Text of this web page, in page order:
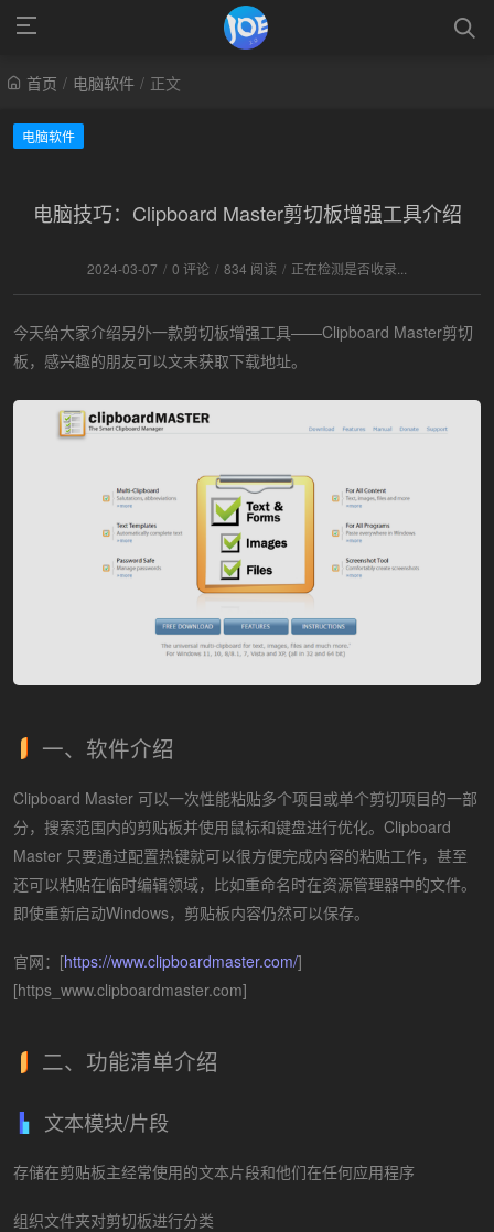
首页 / 电脑软件 / 正文
电脑软件
电脑技巧：Clipboard Master剪切板增强工具介绍
2024-03-07 / 0 评论 / 834 阅读 / 正在检测是否收录...
今天给大家介绍另外一款剪切板增强工具——Clipboard Master剪切
板，感兴趣的朋友可以文末获取下载地址。
一、软件介绍
Clipboard Master 可以一次性能粘贴多个项目或单个剪切项目的一部
分，搜索范围内的剪贴板并使用鼠标和键盘进行优化。Clipboard
Master 只要通过配置热键就可以很方便完成内容的粘贴工作，甚至
还可以粘贴在临时编辑领域，比如重命名时在资源管理器中的文件。
即使重新启动Windows，剪贴板内容仍然可以保存。
官网：[https://www.clipboardmaster.com/]
[https_www.clipboardmaster.com]
二、功能清单介绍
文本模块/片段
存储在剪贴板主经常使用的文本片段和他们在任何应用程序
组织文件夹对剪切板进行分类